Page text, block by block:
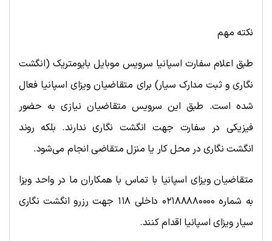
نکته مهم
طبق اعلام سفارت اسپانیا سرویس موبایل بایومتریک (انگشت
نگاری و ثبت مدارک سیار) برای متقاضیان ویزای اسپانیا فعال
شده است. طبق این سرویس متقاضیان نیازی به حضور
فیزیکی در سفارت جهت انگشت نگاری ندارند. بلکه روند
انگشت نگاری در محل کار یا منزل متقاضی انجام می‌شود.
متقاضیان ویزای اسپانیا با تماس با همکاران ما در واحد ویزا
به شماره ۰۲۱۸۸۸۸۰۰۰۰ داخلی ۱۱۸ جهت رزرو انگشت نگاری
سیار ویزای اسپانیا اقدام کنند.